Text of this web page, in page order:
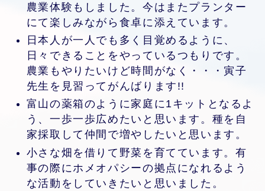
農業体験もしました。今はまたプランター
にて楽しみながら食卓に添えています。
日本人が一人でも多く目覚めるように、
日々できることをやっているつもりです。
農業もやりたいけど時間がなく・・・寅子
先生を見習ってがんばります!!
富山の薬箱のように家庭に1キットとなるよ
う、一歩一歩広めたいと思います。種を自
家採取して仲間で増やしたいと思います。
小さな畑を借りて野菜を育てています。有
事の際にホメオパシーの拠点になれるよう
な活動をしていきたいと思いました。